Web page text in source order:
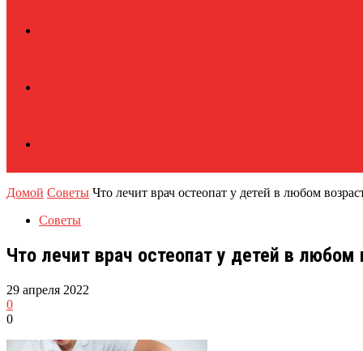
Домой Советы Что лечит врач остеопат у детей в любом
Советы
Что лечит врач остеопат у детей в любом
29 апреля 2022
0
0